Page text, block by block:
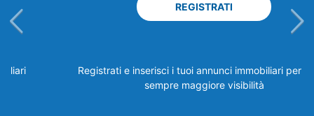
REGISTRATI
Registrati e inserisci i tuoi annunci immobiliari per avere
sempre maggiore visibilità